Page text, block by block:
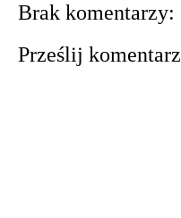
Brak komentarzy:
Prześlij komentarz